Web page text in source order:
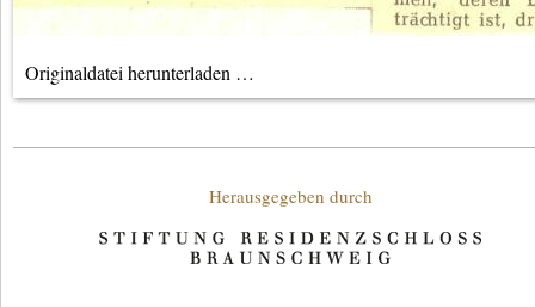
Originaldatei herunterladen …
Herausgegeben durch